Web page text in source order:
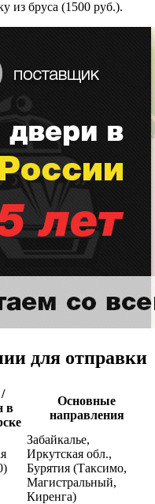
из бруса (1500 руб.).
для отправки
в
Основные
направления
Забайкалье,
Иркутская обл.,
Бурятия (Таксимо,
Магистральный,
Киренга)